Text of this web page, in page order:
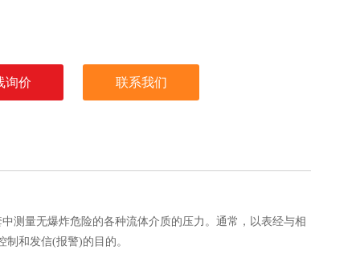
询价 联系我们
测量无爆炸危险的各种流体介质的压力。通常，以表经与相
和发信(报警)的目的。